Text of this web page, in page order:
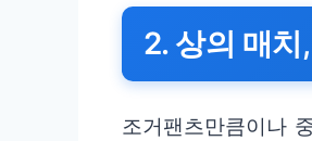
2. 상의 매
조거팬츠만큼이나